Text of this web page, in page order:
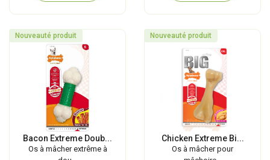
Nouveauté produit
Bacon Extreme Doub...
Os à mâcher extrême à
Nouveauté produit
Chicken Extreme Bi...
Os à mâcher pour